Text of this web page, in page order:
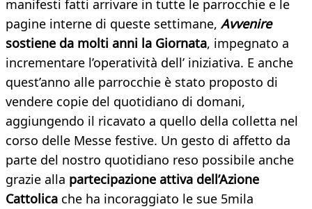
manifesti fatti arrivare in tutte le parrocchie e le
pagine interne di queste settimane, Avvenire
sostiene da molti anni la Giornata, impegnato a
incrementare l’operatività dell’ iniziativa. E anche
quest’anno alle parrocchie è stato proposto di
vendere copie del quotidiano di domani,
aggiungendo il ricavato a quello della colletta nel
corso delle Messe festive. Un gesto di affetto da
parte del nostro quotidiano reso possibile anche
grazie alla partecipazione attiva dell’Azione
Cattolica che ha incoraggiato le sue 5mila